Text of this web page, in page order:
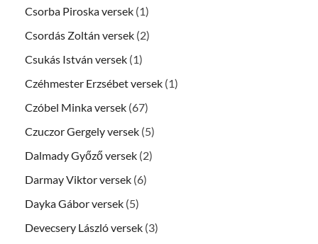
Csorba Piroska versek (1)
Csordás Zoltán versek (2)
Csukás István versek (1)
Czéhmester Erzsébet versek (1)
Czóbel Minka versek (67)
Czuczor Gergely versek (5)
Dalmady Győző versek (2)
Darmay Viktor versek (6)
Dayka Gábor versek (5)
Devecsery László versek (3)